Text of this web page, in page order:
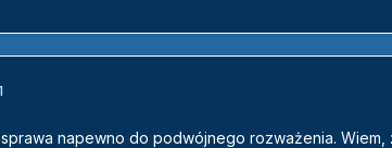
napewno do podwójnego rozważenia. Wiem,